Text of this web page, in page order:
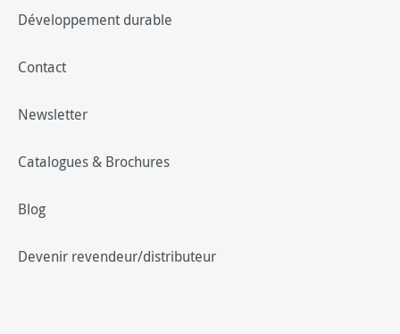
Développement durable
Contact
Newsletter
Catalogues & Brochures
Blog
Devenir revendeur/distributeur